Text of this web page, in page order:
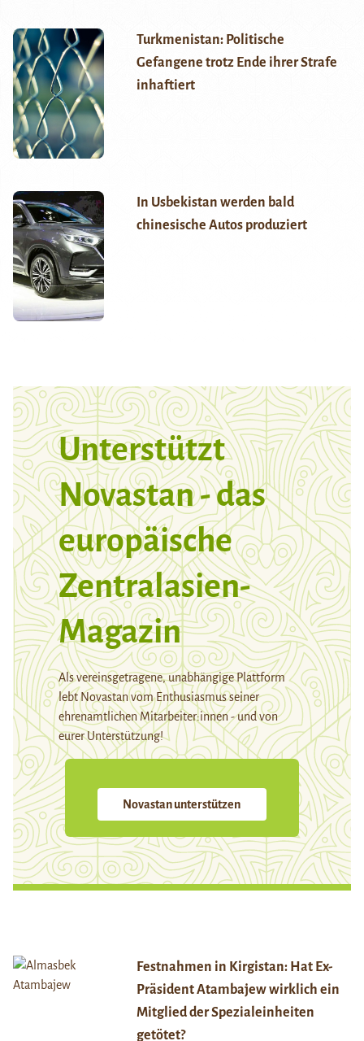
Turkmenistan: Politische
Gefangene trotz Ende ihrer Strafe
inhaftiert
In Usbekistan werden bald
chinesische Autos produziert
Unterstützt
Novastan - das
europäische
Zentralasien-
Magazin
Als vereinsgetragene, unabhängige Plattform
lebt Novastan vom Enthusiasmus seiner
ehrenamtlichen Mitarbeiter:innen - und von
eurer Unterstützung!
Novastan unterstützen
Festnahmen in Kirgistan: Hat Ex-
Präsident Atambajew wirklich ein
Mitglied der Spezialeinheiten
getötet?